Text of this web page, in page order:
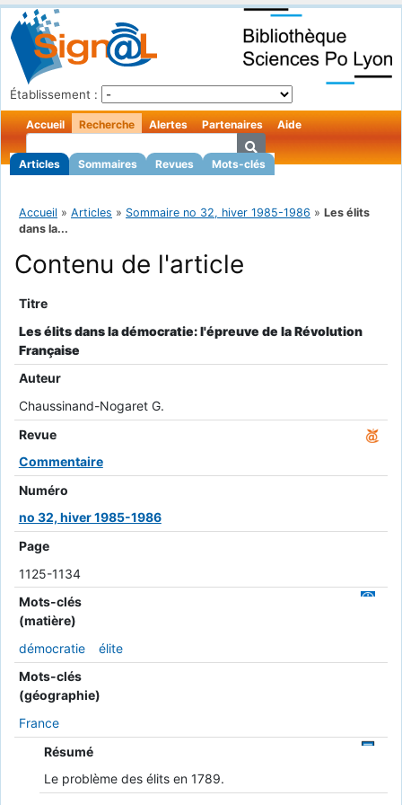
Établissement :
Accueil Recherche
Articles Sommaires Revues Mots-clés
Alertes Partenaires Aide
Accueil » Articles » Sommaire no 32, hiver 1985-1986 » Les élits
dans la...
Contenu de l'article
Titre
Les élits dans la démocratie: l'épreuve de la Révolution
Française
Auteur
Chaussinand-Nogaret G.
Revue
Commentaire
Numéro
no 32, hiver 1985-1986
Page
1125-1134
Mots-clés
(matière)
démocratie
élite
Mots-clés
(géographie)
France
Résumé
Le problème des élits en 1789.